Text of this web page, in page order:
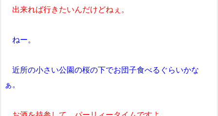
出来れば行きたいんだけどねぇ。
ねー。
近所の小さい公園の桜の下でお団子食べるぐらいかな
ぁ。